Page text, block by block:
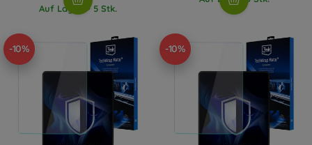
Auf Lager > 5 Stk.
-10% -10%